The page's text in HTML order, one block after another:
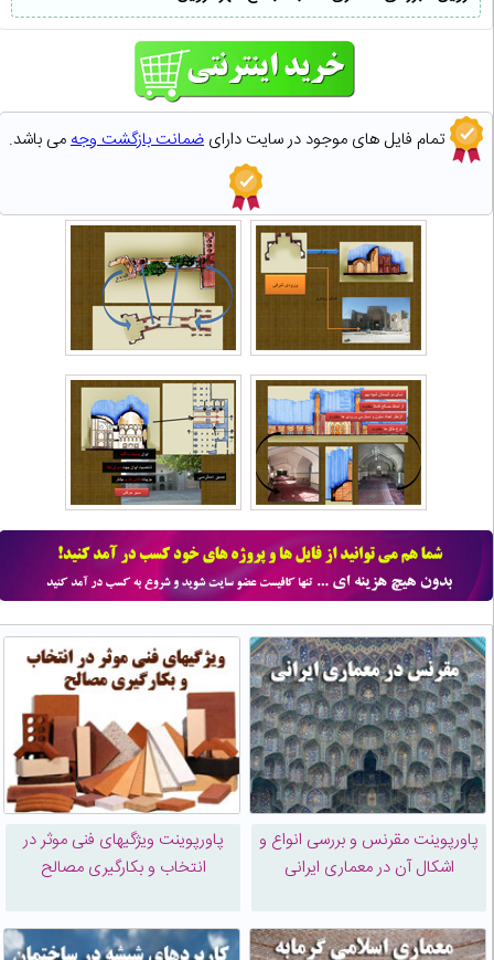
تمام فایل های موجود در سایت دارای ضمانت بازگشت وجهمی باشد.
پاورپوینت مقرنس و بررسی انواع و
اشکال آن در معماری ایرانی
پاورپوینت ویژگیهای فنی موثر در
انتخاب و بکارگیری مصالح